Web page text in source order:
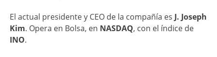
El actual presidente y CEO de la compañía es J. Joseph
Kim. Opera en Bolsa, en NASDAQ, con el índice de
INO.